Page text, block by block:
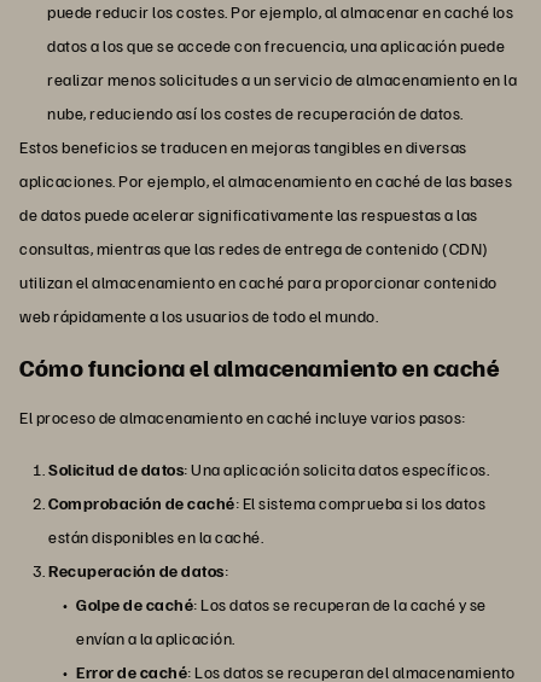
puede reducir los costes. Por ejemplo, al almacenar en caché los
datos a los que se accede con frecuencia, una aplicación puede
realizar menos solicitudes a un servicio de almacenamiento en la
nube, reduciendo así los costes de recuperación de datos.
Estos beneficios se traducen en mejoras tangibles en diversas
aplicaciones. Por ejemplo, el almacenamiento en caché de las bases
de datos puede acelerar significativamente las respuestas a las
consultas, mientras que las redes de entrega de contenido (CDN)
utilizan el almacenamiento en caché para proporcionar contenido
web rápidamente a los usuarios de todo el mundo.
Cómo funciona el almacenamiento en caché
El proceso de almacenamiento en caché incluye varios pasos:
Solicitud de datos: Una aplicación solicita datos específicos.
Comprobación de caché: El sistema comprueba si los datos
están disponibles en la caché.
Recuperación de datos:
Golpe de caché: Los datos se recuperan de la caché y se
envían a la aplicación.
Error de caché: Los datos se recuperan del almacenamiento